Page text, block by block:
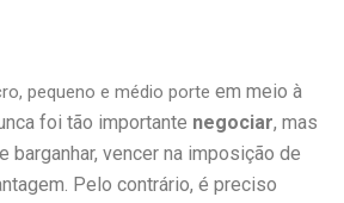
pequeno e médio porte em meio à
foi tão importante negociar, mas
barganhar, vencer na imposição de
Pelo contrário, é preciso